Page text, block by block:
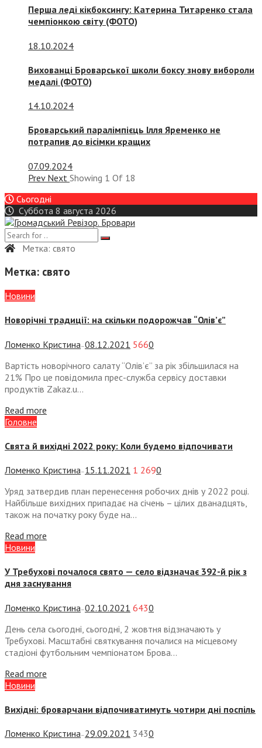
Перша леді кікбоксингу: Катерина Титаренко стала
чемпіонкою світу (ФОТО)
18.10.2024
Вихованці Броварської школи боксу знову вибороли
медалі (ФОТО)
14.10.2024
Броварський паралімпієць Ілля Яременко не
потрапив до вісімки кращих
07.09.2024
Prev Next Showing 1 Of 18
Сьогодні
Суббота 8 августа 2026
Метка: свято
Метка: свято
Новини
Новорічні традиції: на скільки подорожчав “Олів’є”
Ломенко Кристина —08.12.2021 5660
Вартість новорічного салату “Олів’є” за рік збільшилася на
21% Про це повідомила прес-служба сервісу доставки
продуктів Zakaz.u...
Read more
Головне
Свята й вихідні 2022 року: Коли будемо відпочивати
Ломенко Кристина— 15.11.2021 1 2690
Уряд затвердив план перенесення робочих днів у 2022 році.
Найбільше вихідних припадає на січень – цілих дванадцять,
також на початку року буде на...
Read more
Новини
У Требухові почалося свято — село відзначає 392-й рік з
дня заснування
Ломенко Кристина —02.10.2021 6430
День села сьогодні, сьогодні, 2 жовтня відзначають у
Требухові. Масштабні святкування почалися на місцевому
стадіоні футбольним чемпіонатом Брова...
Read more
Новини
Вихідні: броварчани відпочиватимуть чотири дні поспіль
Ломенко Кристина— 29.09.2021 3430